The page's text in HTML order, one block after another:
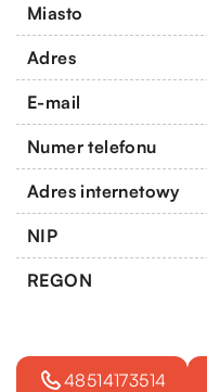
Miasto
Adres
E-mail
Numer telefonu
Adres internetowy
NIP
REGON
48514173514